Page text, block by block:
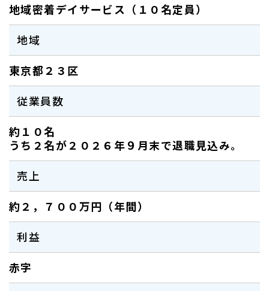
地域密着デイサービス（１０名定員）
地域
東京都２３区
従業員数
約１０名
うち２名が２０２６年９月末で退職見込み。
売上
約２，７００万円（年間）
利益
赤字